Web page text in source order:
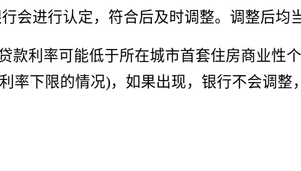
会进行认定，符合后及时调整。调整后均
利率可能低于所在城市首套住房商业性
率下限的情况)，如果出现，银行不会调整